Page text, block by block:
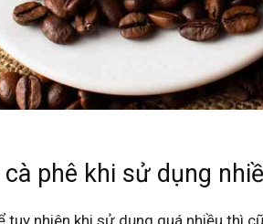
phê khi sử dụng